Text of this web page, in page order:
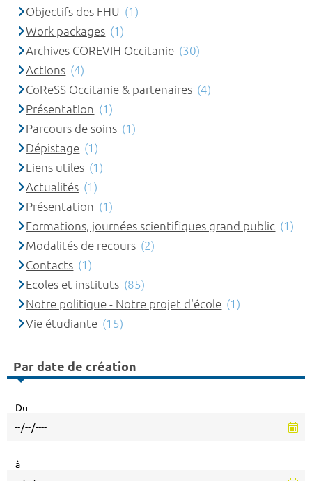
Objectifs des FHU (1)
Work packages (1)
Archives COREVIH Occitanie (30)
Actions (4)
CoReSS Occitanie & partenaires (4)
Présentation (1)
Parcours de soins (1)
Dépistage (1)
Liens utiles (1)
Actualités (1)
Présentation (1)
Formations, journées scientifiques grand public (1)
Modalités de recours (2)
Contacts (1)
Ecoles et instituts (85)
Notre politique - Notre projet d'école (1)
Vie étudiante (15)
Par date de création
Du
à